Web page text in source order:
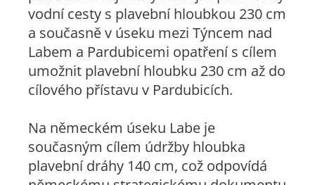
vodní cesty s plavební hloubkou 230 cm
a současně v úseku mezi Týncem nad
Labem a Pardubicemi opatření s cílem
umožnit plavební hloubku 230 cm až do
cílového přístavu v Pardubicích.
Na německém úseku Labe je
současným cílem údržby hloubka
plavební dráhy 140 cm, což odpovídá